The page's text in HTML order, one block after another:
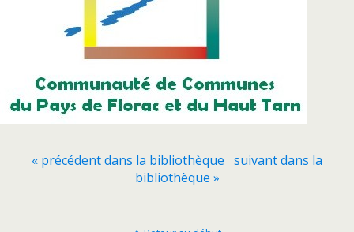
« précédent dans la bibliothèque suivant dans la
bibliothèque »